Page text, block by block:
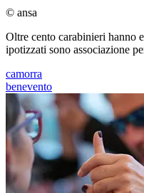
© ansa
Oltre cento carabinieri hanno
ipotizzati sono associazione
camorra
benevento